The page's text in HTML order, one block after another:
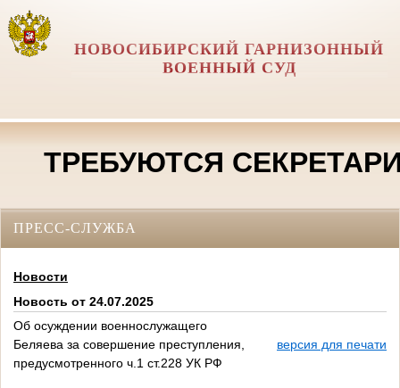
НОВОСИБИРСКИЙ ГАРНИЗОННЫЙ
ВОЕННЫЙ СУД
ТРЕБУЮТСЯ
ПРЕСС-СЛУЖБА
Новости
Новость от 24.07.2025
Об осуждении военнослужащего
Беляева за совершение преступления,
предусмотренного ч.1 ст.228 УК РФ
версия для печати